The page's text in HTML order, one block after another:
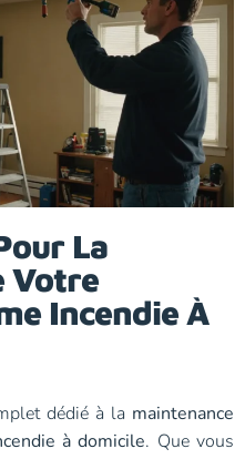
La
Votre
Incendie À
dédié à la maintenance
à domicile. Que vous